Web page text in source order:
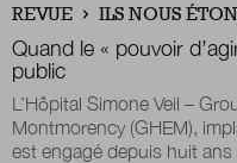
REVUE ILS NOUS
Quand le « pouvoir
public
L’Hôpital Simone Veil –
Montmorency (GHEM),
est engagé depuis huit ans